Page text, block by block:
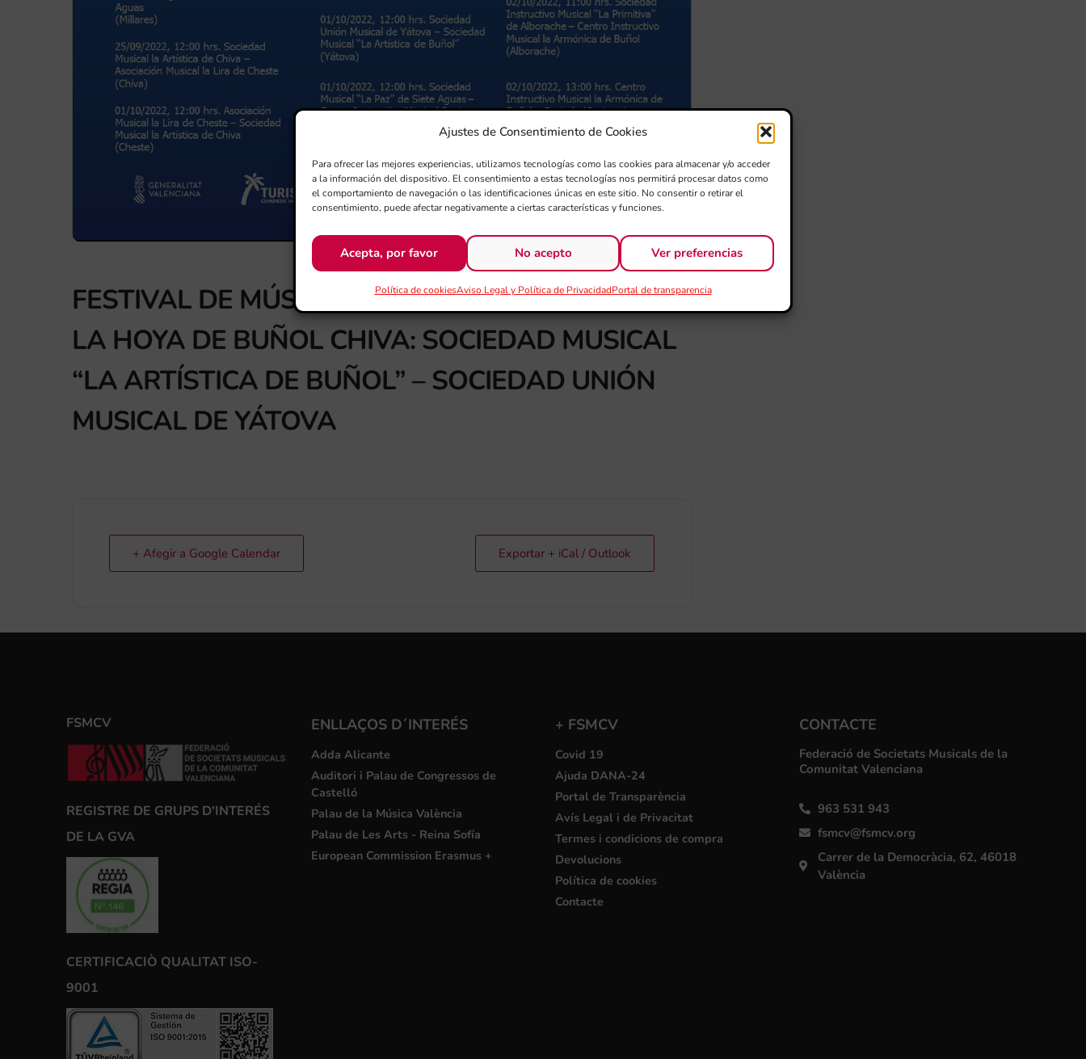
Ajustes de Consentimiento de Cookies
Para ofrecer las mejores experiencias, utilizamos tecnologías como las cookies para almacenar y/o acceder
a la información del dispositivo. El consentimiento a estas tecnologías nos permitirá procesar datos como
el comportamiento de navegación o las identificaciones únicas en este sitio. No consentir o retirar el
consentimiento, puede afectar negativamente a ciertas características y funciones.
Acepta, por favor No acepto Ver preferencias
Política de cookiesAviso Legal y Política de PrivacidadPortal de transparencia
FESTIVAL DE MÚSICA DE LA MANCOMUNIDAD DE
LA HOYA DE BUÑOL CHIVA: SOCIEDAD MUSICAL
“LA ARTÍSTICA DE BUÑOL” – SOCIEDAD UNIÓN
MUSICAL DE YÁTOVA
+ Afegir a Google Calendar Exportar + iCal / Outlook
FSMCV
REGISTRE DE GRUPS D'INTERÉS
DE LA GVA
CERTIFICACIÒ QUALITAT ISO-
9001
ENLLAÇOS D´INTERÉS
Adda Alicante
Auditori i Palau de Congressos de
Castelló
Palau de la Música València
Palau de Les Arts - Reina Sofía
European Commission Erasmus +
+ FSMCV
Covid 19
Ajuda DANA-24
Portal de Transparència
Avís Legal i de Privacitat
Termes i condicions de compra
Devolucions
Política de cookies
Contacte
CONTACTE
Federació de Societats Musicals de la
Comunitat Valenciana
963 531 943
fsmcv@fsmcv.org
Carrer de la Democràcia, 62, 46018
València